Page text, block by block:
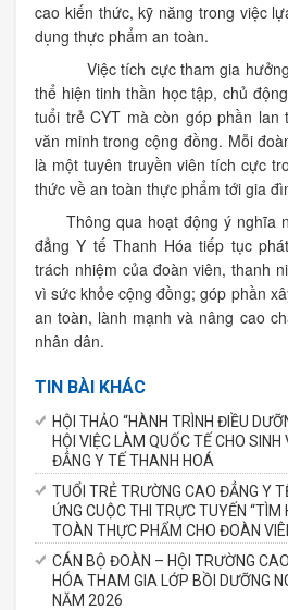
cao kiến thức, kỹ năng trong việc
dụng thực phẩm an toàn.
Việc tích cực tham gia
thể hiện tinh thần học tập, chủ
tuổi trẻ CYT mà còn góp phần lan
văn minh trong cộng đồng. Mỗi
là một tuyên truyền viên tích cực
thức về an toàn thực phẩm tới gia
Thông qua hoạt động ý nghĩa
đẳng Y tế Thanh Hóa tiếp tục
trách nhiệm của đoàn viên, thanh
vì sức khỏe cộng đồng; góp phần
an toàn, lành mạnh và nâng cao
nhân dân.
TIN BÀI KHÁC
HỘI THẢO “HÀNH TRÌNH ĐIỀU
HỘI VIỆC LÀM QUỐC TẾ CHO SINH
ĐẲNG Y TẾ THANH HOÁ
TUỔI TRẺ TRƯỜNG CAO ĐẲNG Y
ỨNG CUỘC THI TRỰC TUYẾN “TÌM
TOÀN THỰC PHẨM CHO ĐOÀN
CÁN BỘ ĐOÀN – HỘI TRƯỜNG
HÓA THAM GIA LỚP BỒI DƯỠNG
NĂM 2026